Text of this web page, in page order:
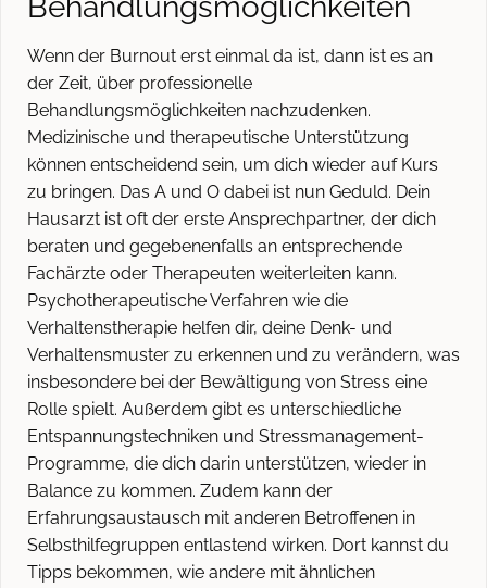
Behandlungsmöglichkeiten
Wenn der Burnout erst einmal da ist, dann ist es an
der Zeit, über professionelle
Behandlungsmöglichkeiten nachzudenken.
Medizinische und therapeutische Unterstützung
können entscheidend sein, um dich wieder auf Kurs
zu bringen. Das A und O dabei ist nun Geduld. Dein
Hausarzt ist oft der erste Ansprechpartner, der dich
beraten und gegebenenfalls an entsprechende
Fachärzte oder Therapeuten weiterleiten kann.
Psychotherapeutische Verfahren wie die
Verhaltenstherapie helfen dir, deine Denk- und
Verhaltensmuster zu erkennen und zu verändern, was
insbesondere bei der Bewältigung von Stress eine
Rolle spielt. Außerdem gibt es unterschiedliche
Entspannungstechniken und Stressmanagement-
Programme, die dich darin unterstützen, wieder in
Balance zu kommen. Zudem kann der
Erfahrungsaustausch mit anderen Betroffenen in
Selbsthilfegruppen entlastend wirken. Dort kannst du
Tipps bekommen, wie andere mit ähnlichen